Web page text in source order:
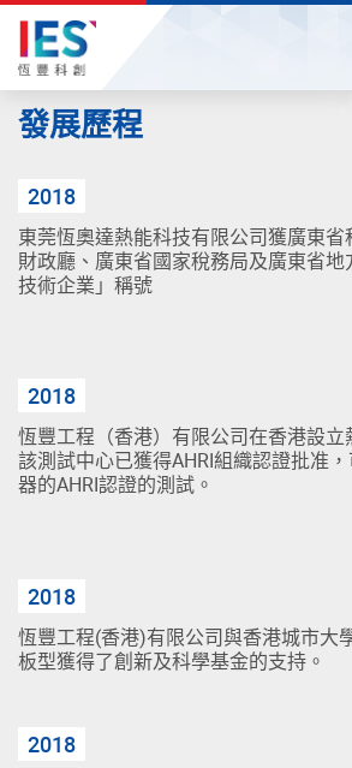
Start
main發展歷程
2018
東莞恆奧達熱能科技有限公司獲廣東
財政廳、廣東省國家稅務局及廣東省
技術企業」稱號
2018
恆豐工程（香港）有限公司在香港設立
該測試中心已獲得AHRI組織認證批准
器的AHRI認證的測試。
2018
恆豐工程(香港)有限公司與香港城市大
板型獲得了創新及科學基金的支持。
2018